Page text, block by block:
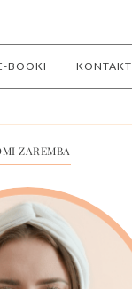
BOOKI KONTAKT
ZAREMBA